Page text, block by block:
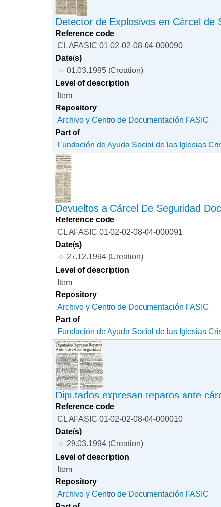
Detector de Explosivos en Cárcel de
Reference code
CL AFASIC 01-02-02-08-04-000090
Date(s)
01.03.1995 (Creation)
Level of description
Item
Repository
Archivo y Centro de Documentación FASIC
Part of
Fundación de Ayuda Social de las Iglesias
Devueltos a Cárcel De Seguridad
Reference code
CL AFASIC 01-02-02-08-04-000091
Date(s)
27.12.1994 (Creation)
Level of description
Item
Repository
Archivo y Centro de Documentación FASIC
Part of
Fundación de Ayuda Social de las Iglesias
Diputados expresan reparos ante
Reference code
CL AFASIC 01-02-02-08-04-000010
Date(s)
29.03.1994 (Creation)
Level of description
Item
Repository
Archivo y Centro de Documentación FASIC